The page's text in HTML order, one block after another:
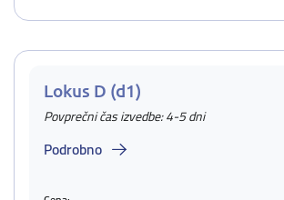
Lokus D (d1)
Povprečni čas izvedbe: 4-5 dni
Podrobno